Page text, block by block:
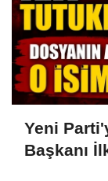
Yeni
Başkanı